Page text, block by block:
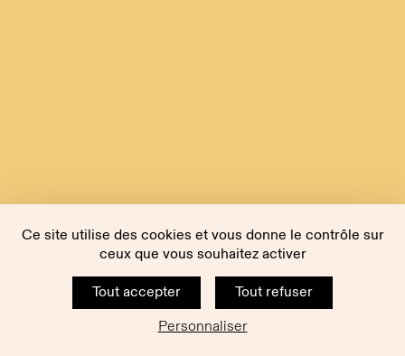
Ce site utilise des cookies et vous donne le contrôle sur
ceux que vous souhaitez activer
Tout accepter
Tout refuser
Personnaliser